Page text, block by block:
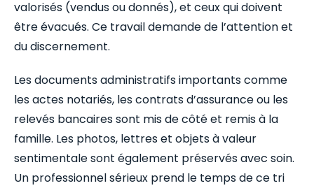
valorisés (vendus ou donnés), et ceux qui doivent
être évacués. Ce travail demande de l’attention et
du discernement.
Les documents administratifs importants comme
les actes notariés, les contrats d’assurance ou les
relevés bancaires sont mis de côté et remis à la
famille. Les photos, lettres et objets à valeur
sentimentale sont également préservés avec soin.
Un professionnel sérieux prend le temps de ce tri